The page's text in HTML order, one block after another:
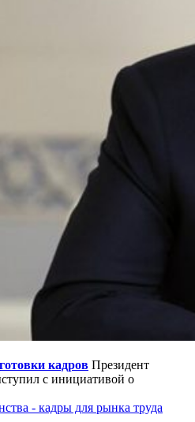
кадров Президент
с инициативой о